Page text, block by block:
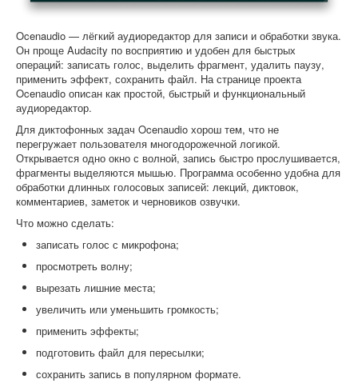
Ocenaudio — лёгкий аудиоредактор для записи и обработки звука.
Он проще Audacity по восприятию и удобен для быстрых
операций: записать голос, выделить фрагмент, удалить паузу,
применить эффект, сохранить файл. На странице проекта
Ocenaudio описан как простой, быстрый и функциональный
аудиоредактор.
Для диктофонных задач Ocenaudio хорош тем, что не
перегружает пользователя многодорожечной логикой.
Открывается одно окно с волной, запись быстро прослушивается,
фрагменты выделяются мышью. Программа особенно удобна для
обработки длинных голосовых записей: лекций, диктовок,
комментариев, заметок и черновиков озвучки.
Что можно сделать:
записать голос с микрофона;
просмотреть волну;
вырезать лишние места;
увеличить или уменьшить громкость;
применить эффекты;
подготовить файл для пересылки;
сохранить запись в популярном формате.